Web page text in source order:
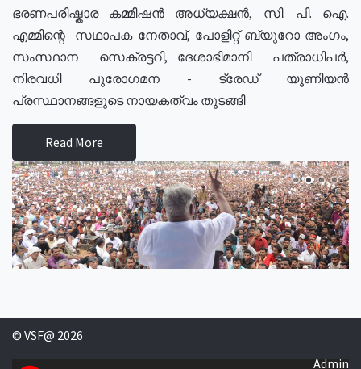
ഭരണപരിഷ്കാര കമ്മീഷൻ അധ്യക്ഷൻ, സി. പി. ഐ.
എമ്മിന്റെ സഥാപക നേതാവ്, പോളിറ്റ് ബ്യുറോ അംഗം,
സംസ്ഥാന സെക്രട്ടറി, ദേശാഭിമാനി പത്രാധിപർ,
നിരവധി പുരോഗമന - ട്രേഡ് യൂണിയൻ
പ്രസ്ഥാനങ്ങളുടെ നായകത്വം തുടങ്ങി
Read More
© VSF@ 2026
Admin